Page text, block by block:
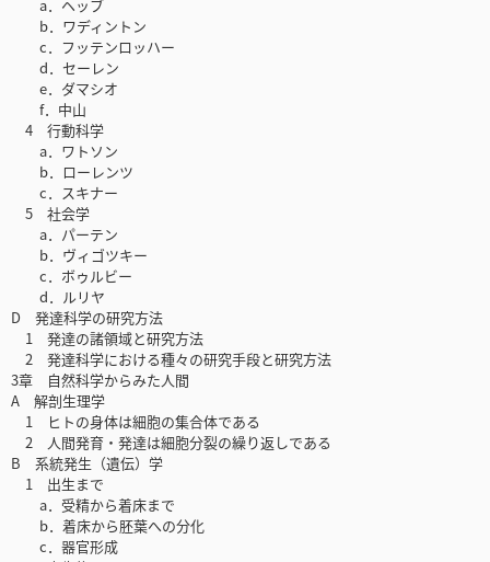
a．ヘッブ
b．ワディントン
c．フッテンロッハー
d．セーレン
e．ダマシオ
f．中山
4 行動科学
a．ワトソン
b．ローレンツ
c．スキナー
5 社会学
a．パーテン
b．ヴィゴツキー
c．ボゥルビー
d．ルリヤ
D 発達科学の研究方法
1 発達の諸領域と研究方法
2 発達科学における種々の研究手段と研究方法
3章 自然科学からみた人間
A 解剖生理学
1 ヒトの身体は細胞の集合体である
2 人間発育・発達は細胞分裂の繰り返しである
B 系統発生（遺伝）学
1 出生まで
a．受精から着床まで
b．着床から胚葉への分化
c．器官形成